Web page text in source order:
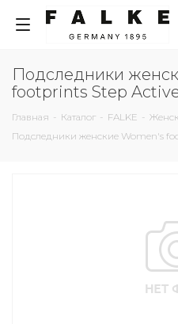
Подследники
footprints Step
Главная - Каталог - FALKE -
Подследники женские Women's